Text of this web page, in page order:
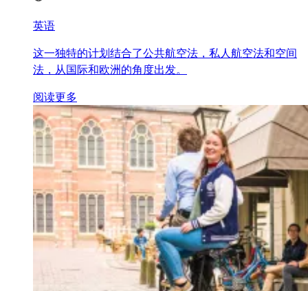
英语
这一独特的计划结合了公共航空法，私人航空法和空间
法，从国际和欧洲的角度出发。
阅读更多